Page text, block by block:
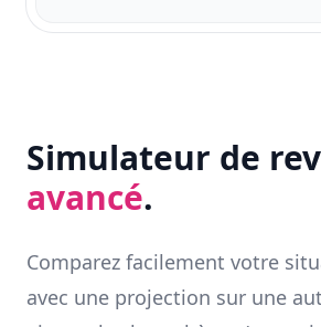
Simulateur de
avancé.
Comparez facilement votre
avec une projection sur une